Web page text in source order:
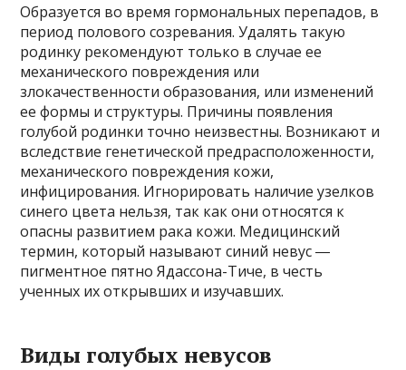
Образуется во время гормональных перепадов, в
период полового созревания. Удалять такую
родинку рекомендуют только в случае ее
механического повреждения или
злокачественности образования, или изменений
ее формы и структуры. Причины появления
голубой родинки точно неизвестны. Возникают и
вследствие генетической предрасположенности,
механического повреждения кожи,
инфицирования. Игнорировать наличие узелков
синего цвета нельзя, так как они относятся к
опасны развитием рака кожи. Медицинский
термин, который называют синий невус ―
пигментное пятно Ядассона-Тиче, в честь
ученных их открывших и изучавших.
Виды голубых невусов